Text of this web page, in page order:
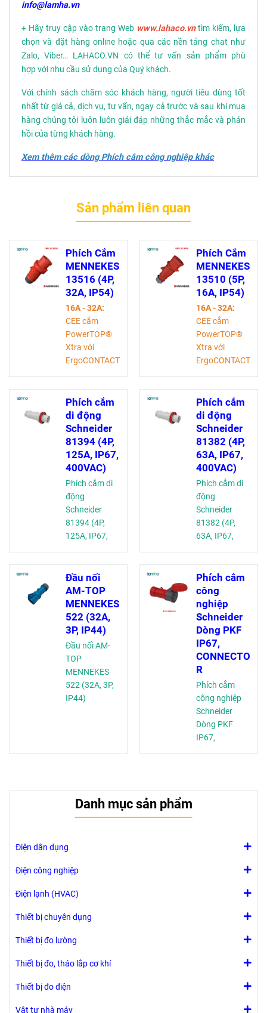
info@lamha.vn
+ Hãy truy cập vào trang Web www.lahaco.vntìm kiếm, lựa
chọn và đặt hàng online hoặc qua các nền tảng chat như
Zalo, Viber… LAHACO.VN có thể tư vấn sản phẩm phù
hợp với nhu cầu sử dụng của Quý khách.
Với chính sách chăm sóc khách hàng, người tiêu dùng tốt
nhất từ giá cả, dịch vụ, tư vấn, ngay cả trước và sau khi mua
hàng chúng tôi luôn luôn giải đáp những thắc mắc và phản
hồi của từng khách hàng.
Xem thêm các dòng Phích cắm công nghiệp khác
Sản phẩm liên quan
Phích Cắm
MENNEKES
13516 (4P,
32A, IP54)
16A - 32A:
CEE cắm
PowerTOP®
Xtra với
ErgoCONTACT
Phích cắm
CEE
PowerTOP®
Xtra R, Tiếp
điểm chịu
nhiệt cao, đầu
cuối khung,
tiếp điểm mạ
niken
Phích Cắm
MENNEKES
13510 (5P,
16A, IP54)
16A - 32A:
CEE cắm
PowerTOP®
Xtra với
ErgoCONTACT
Phích cắm
CEE
PowerTOP®
Xtra R, Tiếp
điểm chịu
nhiệt cao, đầu
cuối khung,
tiếp điểm mạ
niken
Phích cắm
di động
Schneider
81394 (4P,
125A, IP67,
400VAC)
Phích cắm di
động
Schneider
81394 (4P,
125A, IP67,
Phích cắm
di động
Schneider
81382 (4P,
63A, IP67,
400VAC)
Phích cắm di
động
Schneider
81382 (4P,
63A, IP67,
Đầu nối
AM-TOP
MENNEKES
522 (32A,
3P, IP44)
Đầu nối AM-
TOP
MENNEKES
522 (32A, 3P,
IP44)
Phích cắm
công
nghiệp
Schneider
Dòng PKF
IP67,
CONNECTO
R
Phích cắm
công nghiệp
Schneider
Dòng PKF
IP67,
Danh mục sản phẩm
Điện dân dụng
Điện công nghiệp
Điện lạnh (HVAC)
Thiết bị chuyên dụng
Thiết bị đo lường
Thiết bị đo, tháo lắp cơ khí
Thiết bị đo điện
Vật tư nhà máy